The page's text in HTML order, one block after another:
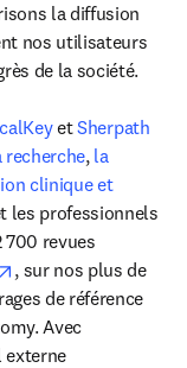
la diffusion
nos utilisateurs
de la société.
et Sherpath
recherche, la
clinique et
les professionnels
700 revues
new tab/window
opens in new tab/
, sur nos plus de
de référence
Avec
window
externe